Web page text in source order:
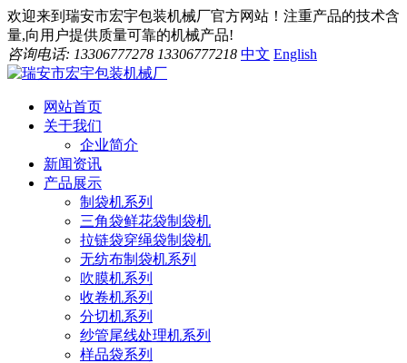
欢迎来到瑞安市宏宇包装机械厂官方网站！注重产品的技术含
量,向用户提供质量可靠的机械产品!
咨询电话: 13306777278 13306777218 中文 English
网站首页
关于我们
企业简介
新闻资讯
产品展示
制袋机系列
三角袋鲜花袋制袋机
拉链袋穿绳袋制袋机
无纺布制袋机系列
吹膜机系列
收卷机系列
分切机系列
纱管尾线处理机系列
样品袋系列